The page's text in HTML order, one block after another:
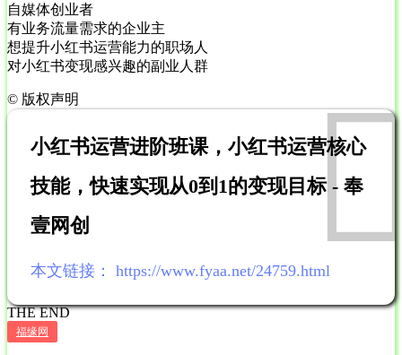
自媒体创业者
有业务流量需求的企业主
想提升小红书运营能力的职场人
对小红书变现感兴趣的副业人群
© 版权声明
小红书运营进阶班课，小红书运营核心
技能，快速实现从0到1的变现目标 - 奉
壹网创
本文链接： https://www.fyaa.net/24759.html
THE END
福缘网